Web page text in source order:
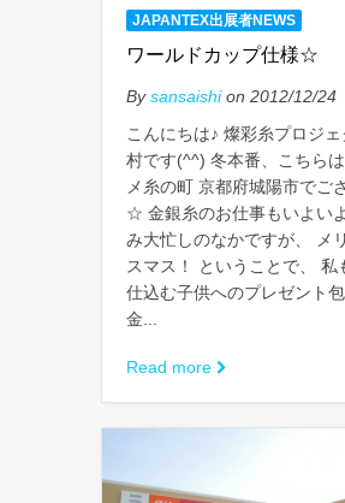
JAPANTEX出展者NEWS
ワールドカップ仕様☆
Bysansaishion 2012/12/24
こんにちは♪ 燦彩糸プロジ
村です(^^) 冬本番、こちら
メ糸の町 京都府城陽市でご
☆ 金銀糸のお仕事もいよい
み大忙しのなかですが、 メ
スマス！ ということで、 私
仕込む子供へのプレゼント
金...
Read more